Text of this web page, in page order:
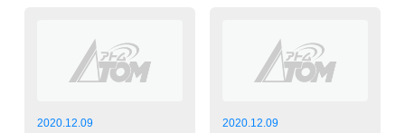
2020.12.09
2020.12.09